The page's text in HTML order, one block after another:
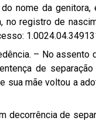
nome da
registro de
– No
de
mãe voltou a
de